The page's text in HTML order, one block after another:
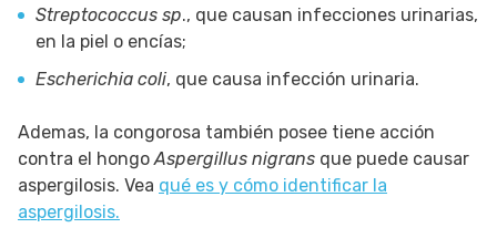
Streptococcus sp., que causan infecciones urinarias,
en la piel o encías;
Escherichia coli, que causa infección urinaria.
Ademas, la congorosa también posee tiene acción
contra el hongo Aspergillus nigrans que puede causar
aspergilosis. Vea qué es y cómo identificar la
aspergilosis.